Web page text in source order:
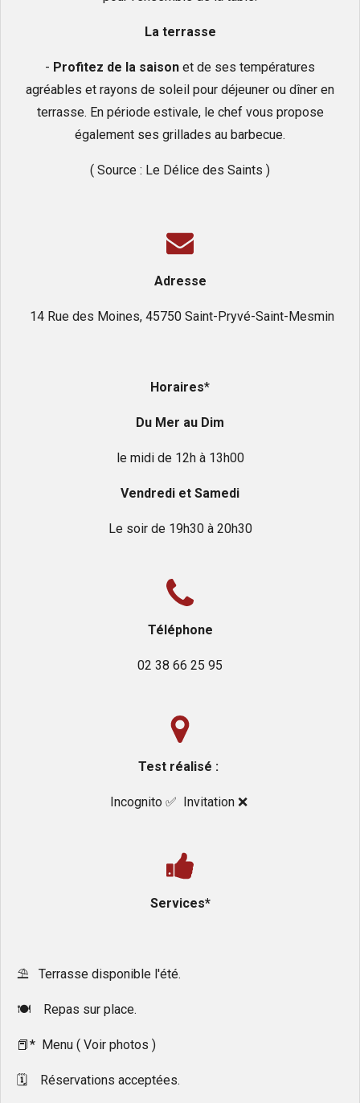
La terrasse
- Profitez de la saison et de ses températures
agréables et rayons de soleil pour déjeuner ou dîner en
terrasse. En période estivale, le chef vous propose
également ses grillades au barbecue.
( Source : Le Délice des Saints )
Adresse
14 Rue des Moines, 45750 Saint-Pryvé-Saint-Mesmin
Horaires*
Du Mer au Dim
le midi de 12h à 13h00
Vendredi et Samedi
Le soir de 19h30 à 20h30
Téléphone
02 38 66 25 95
Test réalisé :
Incognito ✅️ Invitation ❌️
Services*
⛱️ Terrasse disponible l'été.
🍽 Repas sur place.
📕* Menu ( Voir photos )
🗓 Réservations acceptées.